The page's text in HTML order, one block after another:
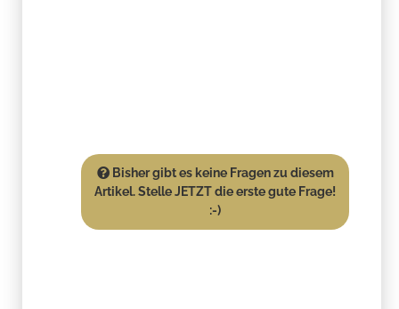
Bisher gibt es keine Fragen zu diesem
Artikel. Stelle JETZT die erste gute Frage!
:-)